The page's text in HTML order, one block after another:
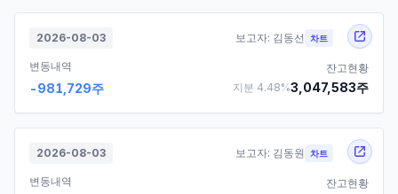
2026-08-03 보고자: 김동선 차트
변동내역
-981,729주
잔고현황
지분 4.48%3,047,583주
2026-08-03 보고자: 김동원 차트
변동내역
잔고현황